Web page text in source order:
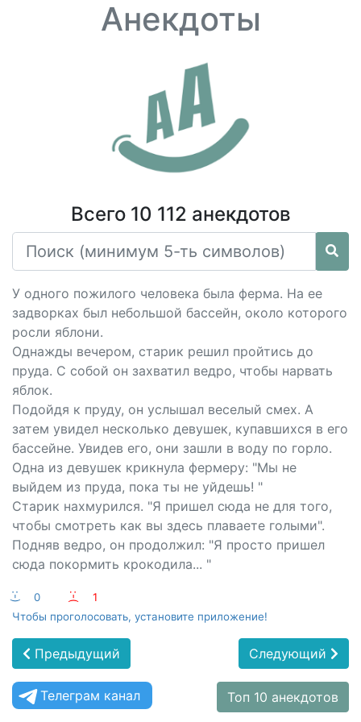
Анекдоты
Всего 10 112 анекдотов
У одного пожилого человека была ферма. На ее
задворках был небольшой бассейн, около которого
росли яблони.
Однажды вечером, старик решил пройтись до
пруда. С собой он захватил ведро, чтобы нарвать
яблок.
Подойдя к пруду, он услышал веселый смех. А
затем увидел несколько девушек, купавшихся в его
бассейне. Увидев его, они зашли в воду по горло.
Одна из девушек крикнула фермеру: "Мы не
выйдем из пруда, пока ты не уйдешь! "
Старик нахмурился. "Я пришел сюда не для того,
чтобы смотреть как вы здесь плаваете голыми".
Подняв ведро, он продолжил: "Я просто пришел
сюда покормить крокодила... "
:-) 0 :-(
1
Чтобы проголосовать, установите приложение!
Предыдущий Следующий
Телеграм канал Топ 10 анекдотов